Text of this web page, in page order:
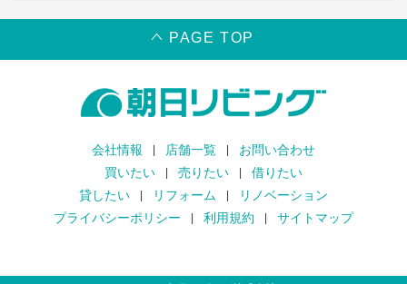
PAGE TOP
会社情報 店舗一覧
お問い合わせ
買いたい
売りたい
借りたい
貸したい
リフォーム
リノベーション
プライバシーポリシー
利用規約 サイトマップ